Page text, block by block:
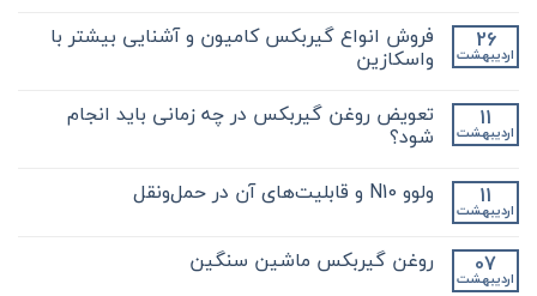
دیدگاهی
نکات
مهم
کلیدی
در
مورد
بکس
کامیون
باید
نشده 26
اردیبهشت
فروش انواع گیربکس کامیون و آشنایی بیشتر با
واسکازین
برای
فروش
انواع
و
آشنایی
واسکازین
ثبت
نشده 11
اردیبهشت
تعویض روغن گیربکس در چه زمانی باید انجام
شود؟
برای
تعویض
در
چه
ثبت
نشده 11
اردیبهشت
ولوو N10 و قابلیت‌های آن در حمل‌ونقل
ولوو
N10
ثبت
نشده 07
اردیبهشت
روغن گیربکس ماشین سنگین